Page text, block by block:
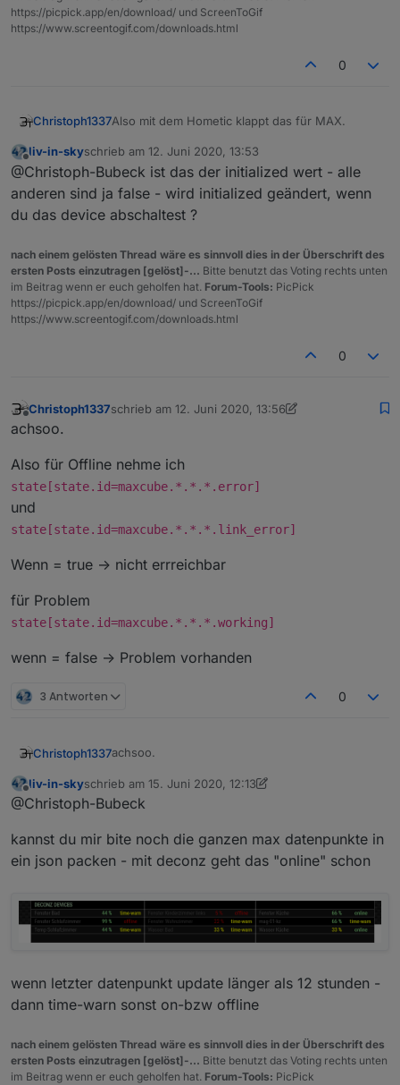
https://picpick.app/en/download/ und ScreenToGif
https://www.screentogif.com/downloads.html
0
Christoph1337Also mit dem Hometic klappt das für MAX.
Wie gesagt musste ich nur den Suchstring
script kopieren und erneut für max ablegen.
oder denk ich verkehrt?
Offline
liv-in-skyschrieb am 12. Juni 2020, 13:53
zuletzt editiert von
@Christoph-Bubeck ist das der initialized wert - alle
anderen sind ja false - wird initialized geändert, wenn
du das device abschaltest ?
nach einem gelösten Thread wäre es sinnvoll dies in der Überschrift des
ersten Posts einzutragen [gelöst]-... Bitte benutzt das Voting rechts unten
im Beitrag wenn er euch geholfen hat. Forum-Tools: PicPick
https://picpick.app/en/download/ und ScreenToGif
https://www.screentogif.com/downloads.html
0
Offline
Christoph1337schrieb am 12. Juni 2020, 13:56
zuletzt editiert von Christoph1337 6. Dez. 2020,
achsoo.
Also für Offline nehme ich
state[state.id=maxcube.*.*.*.error]
und
state[state.id=maxcube.*.*.*.link_error]
Wenn = true -> nicht errreichbar
für Problem
state[state.id=maxcube.*.*.*.working]
wenn = false -> Problem vorhanden
3 Antworten 0
Christoph1337achsoo.
Also für Offline nehme ich
state[state.id=maxcube.*.*.*.error]
state[state.id=maxcube.*.*.*.link_err
or]
für Problem
state[state.id=maxcube.*.*.*.working]
Offline
liv-in-skyschrieb am 15. Juni 2020, 12:13
zuletzt editiert von liv-in-sky
@Christoph-Bubeck
kannst du mir bite noch die ganzen max datenpunkte in
ein json packen - mit deconz geht das "online" schon
wenn letzter datenpunkt update länger als 12 stunden -
dann time-warn sonst on-bzw offline
nach einem gelösten Thread wäre es sinnvoll dies in der Überschrift des
ersten Posts einzutragen [gelöst]-... Bitte benutzt das Voting rechts unten
im Beitrag wenn er euch geholfen hat. Forum-Tools: PicPick